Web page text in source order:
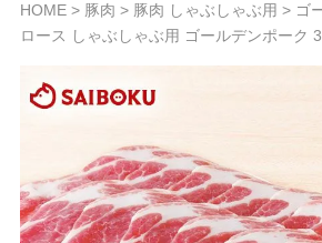
HOME 豚肉 豚肉 しゃぶしゃぶ用 ゴ
ロース しゃぶしゃぶ用 ゴールデンポーク